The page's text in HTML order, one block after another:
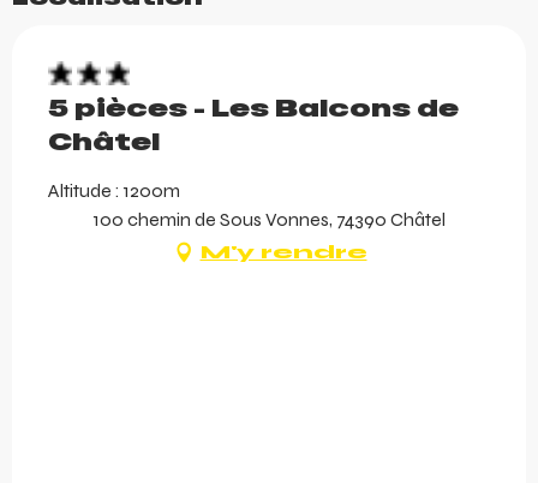
5 pièces - Les Balcons de
Châtel
Altitude : 1200m
100 chemin de Sous Vonnes, 74390 Châtel
M'y rendre